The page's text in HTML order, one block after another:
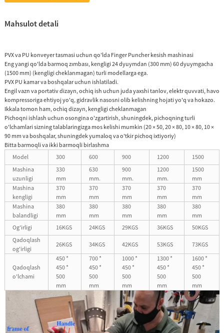
Mahsulot detali
PVX va PU konveyer tasmasi uchun qo'lda Finger Puncher kesish mashinasi
Eng yangi qo'lda barmoq zımbası, kengligi 24 dyuymdan (300 mm) 60 dyuymgacha
(1500 mm) (kengligi cheklanmagan) turli modellarga ega.
PVX PU kamar va boshqalar uchun ishlatiladi.
Engil vazn va portativ dizayn, ochiq ish uchun juda yaxshi tanlov, elektr quvvati, havo
kompressoriga ehtiyoj yo'q, gidravlik nasosni olib kelishning hojati yo'q va hokazo.
Ikkala tomon ham, ochiq dizayn, kengligi cheklanmagan
Pichoqni ishlash uchun osongina o'zgartirish, shuningdek, pichoqning turli
o'lchamlari sizning talablaringizga mos kelishi mumkin (20 × 50, 20 × 80, 10 × 80, 10 ×
90 mm va boshqalar, shuningdek yumaloq va o'tkir pichoq ixtiyoriy)
Bitta barmoqli va ikki barmoqli birlashma
Model
300 600 900 1200
1500
Mashina
uzunligi
330
mm
630
mm.
900
mm.
1200
mm.
1500
mm
Mashina
kengligi
370
mm
370
mm
370
mm
370
mm
370
mm
Mashina
balandligi
380
mm
380
mm
380
mm
380
mm
380
mm
Og'irligi
16KGS 24KGS 29KGS 36KGS
50KGS
Qadoqlash
og'irligi
26KGS 34KGS 42KGS 53KGS 73KGS
Qadoqlash
o'lchami
450 *
450 *
500
mm
700 *
450 *
500
mm
1000 *
450 *
500
mm
1300 *
450 *
500
mm
1600 *
450 *
500
mm